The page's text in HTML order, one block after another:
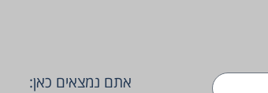
אתם נמצאים כאן: